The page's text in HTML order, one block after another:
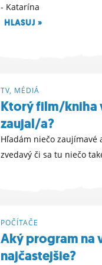
- Katarína
HLASUJ »
TV, MÉDIÁ
Ktorý film/kniha
zaujal/a?
Hľadám niečo zaujímavé
zvedavý či sa tu niečo
POČÍTAČE
Aký program na
najčastejšie?